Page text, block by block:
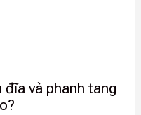
đĩa và phanh tang